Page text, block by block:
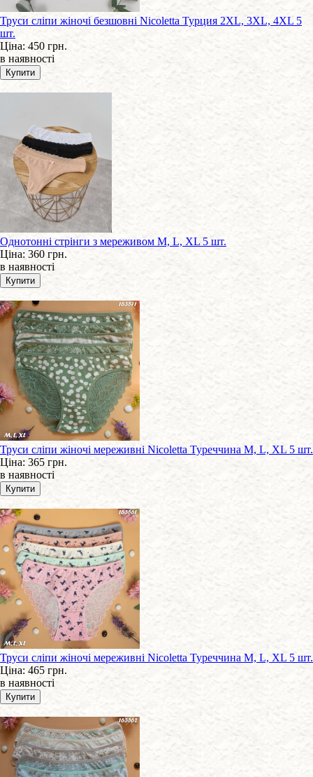
Труси сліпи жіночі безшовні Nicoletta Турция 2XL, 3XL, 4XL 5
шт.
Ціна: 450 грн.
в наявності
Однотонні стрінги з мереживом M, L, XL 5 шт.
Ціна: 360 грн.
в наявності
Труси сліпи жіночі мереживні Nicoletta Туреччина M, L, XL 5 шт.
Ціна: 365 грн.
в наявності
Труси сліпи жіночі мереживні Nicoletta Туреччина M, L, XL 5 шт.
Ціна: 465 грн.
в наявності